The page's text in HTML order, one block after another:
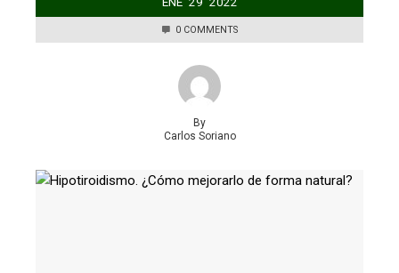
0 COMMENTS
By
Carlos Soriano